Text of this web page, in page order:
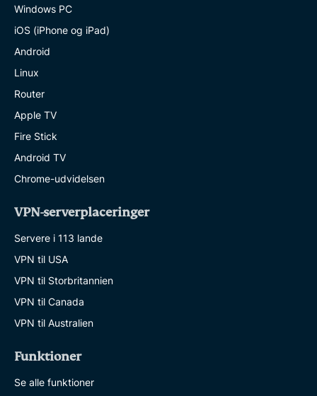
Windows PC
iOS (iPhone og iPad)
Android
Linux
Router
Apple TV
Fire Stick
Android TV
Chrome-udvidelsen
VPN-serverplaceringer
Servere i 113 lande
VPN til USA
VPN til Storbritannien
VPN til Canada
VPN til Australien
Funktioner
Se alle funktioner